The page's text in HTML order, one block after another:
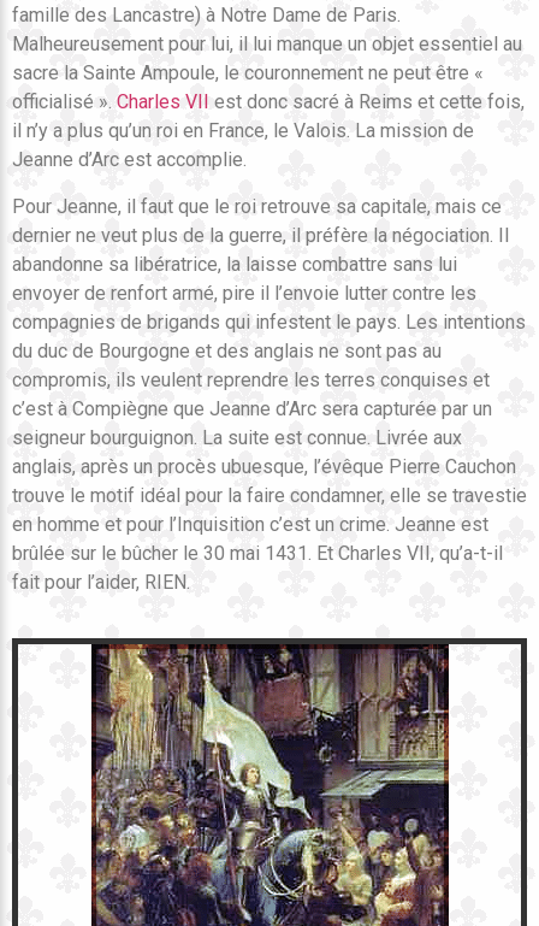
famille des Lancastre) à Notre Dame de Paris.
Malheureusement pour lui, il lui manque un objet essentiel au
sacre la Sainte Ampoule, le couronnement ne peut être «
officialisé ». Charles VII
est donc sacré à Reims et cette fois,
il n’y a plus qu’un roi en France, le Valois. La mission de
Jeanne d’Arc est accomplie.
Pour Jeanne, il faut que le roi retrouve sa capitale, mais ce
dernier ne veut plus de la guerre, il préfère la négociation. Il
abandonne sa libératrice, la laisse combattre sans lui
envoyer de renfort armé, pire il l’envoie lutter contre les
compagnies de brigands qui infestent le pays. Les intentions
du duc de Bourgogne et des anglais ne sont pas au
compromis, ils veulent reprendre les terres conquises et
c’est à Compiègne que Jeanne d’Arc sera capturée par un
seigneur bourguignon. La suite est connue. Livrée aux
anglais, après un procès ubuesque, l’évêque Pierre Cauchon
trouve le motif idéal pour la faire condamner, elle se travestie
en homme et pour l’Inquisition c’est un crime. Jeanne est
brûlée sur le bûcher le 30 mai 1431. Et Charles VII, qu’a-t-il
fait pour l’aider, RIEN.